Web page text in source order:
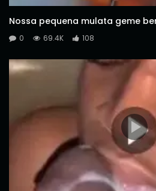
Nossa pequena mulata geme
0 69.4K 108